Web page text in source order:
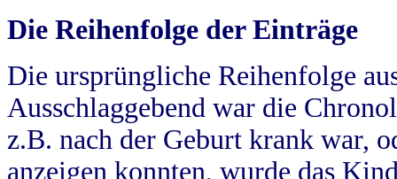
Die Reihenfolge der Einträge
Die ursprüngliche Reihenfolge
Ausschlaggebend war die
z.B. nach der Geburt krank war,
anzeigen konnten, wurde das